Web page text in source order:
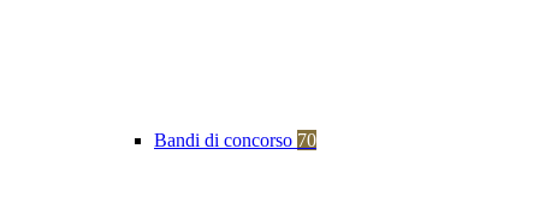
Bandi di concorso 70